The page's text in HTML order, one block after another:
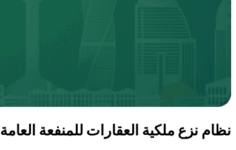
نظام نزع ملكية العقارات للمنفعة العامة